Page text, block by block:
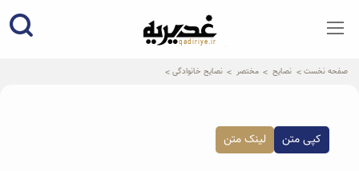
qadiriye.ir
نشریه ی غدیریه-بیانات استاد
صفحه نخست نصایح مختصر نصایح خانوادگی
کپی متن لینک متن